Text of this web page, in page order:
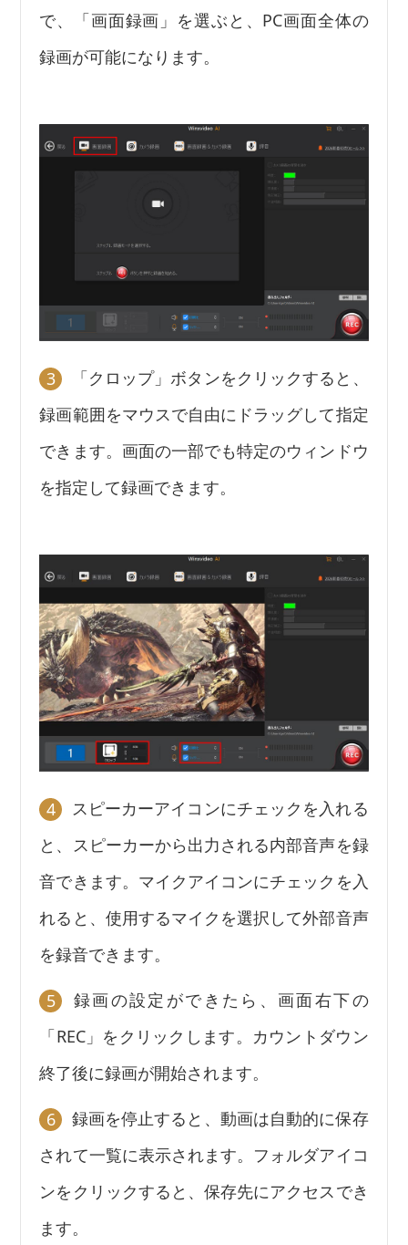
で、「画面録画」を選ぶと、PC画面全体の
録画が可能になります。
3
「クロップ」ボタンをクリックすると、
録画範囲をマウスで自由にドラッグして指定
できます。画面の一部でも特定のウィンドウ
を指定して録画できます。
4
スピーカーアイコンにチェックを入れる
と、スピーカーから出力される内部音声を録
音できます。マイクアイコンにチェックを入
れると、使用するマイクを選択して外部音声
を録音できます。
5
録画の設定ができたら、画面右下の
「REC」をクリックします。カウントダウン
終了後に録画が開始されます。
6
録画を停止すると、動画は自動的に保存
されて一覧に表示されます。フォルダアイコ
ンをクリックすると、保存先にアクセスでき
ます。